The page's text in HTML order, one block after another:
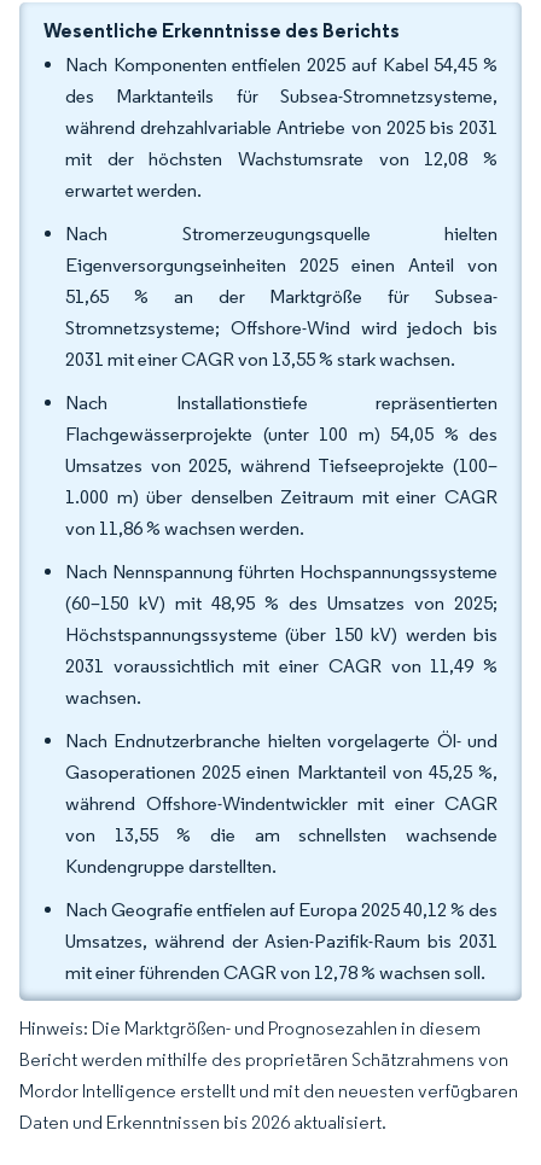
Wesentliche Erkenntnisse des Berichts
Nach Komponenten entfielen 2025 auf Kabel 54,45 %
des Marktanteils für Subsea-Stromnetzsysteme,
während drehzahlvariable Antriebe von 2025 bis 2031
mit der höchsten Wachstumsrate von 12,08 %
erwartet werden.
Nach Stromerzeugungsquelle hielten
Eigenversorgungseinheiten 2025 einen Anteil von
51,65 % an der Marktgröße für Subsea-
Stromnetzsysteme; Offshore-Wind wird jedoch bis
2031 mit einer CAGR von 13,55 % stark wachsen.
Nach Installationstiefe repräsentierten
Flachgewässerprojekte (unter 100 m) 54,05 % des
Umsatzes von 2025, während Tiefseeprojekte (100–
1.000 m) über denselben Zeitraum mit einer CAGR
von 11,86 % wachsen werden.
Nach Nennspannung führten Hochspannungssysteme
(60–150 kV) mit 48,95 % des Umsatzes von 2025;
Höchstspannungssysteme (über 150 kV) werden bis
2031 voraussichtlich mit einer CAGR von 11,49 %
wachsen.
Nach Endnutzerbranche hielten vorgelagerte Öl- und
Gasoperationen 2025 einen Marktanteil von 45,25 %,
während Offshore-Windentwickler mit einer CAGR
von 13,55 % die am schnellsten wachsende
Kundengruppe darstellten.
Nach Geografie entfielen auf Europa 2025 40,12 % des
Umsatzes, während der Asien-Pazifik-Raum bis 2031
mit einer führenden CAGR von 12,78 % wachsen soll.
Hinweis: Die Marktgrößen- und Prognosezahlen in diesem
Bericht werden mithilfe des proprietären Schätzrahmens von
Mordor Intelligence erstellt und mit den neuesten verfügbaren
Daten und Erkenntnissen bis 2026 aktualisiert.